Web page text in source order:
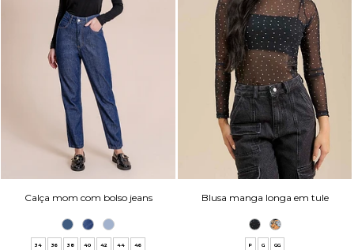
Calça mom com bolso jeans
34 36 38 40 42 44 46
Blusa manga longa em tule
P G GG